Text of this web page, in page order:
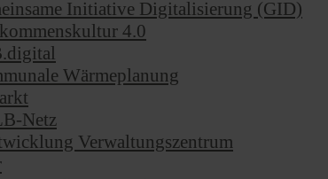
Initiative Digitalisierung (GID)
4.0
Wärmeplanung
Netz
Verwaltungszentrum